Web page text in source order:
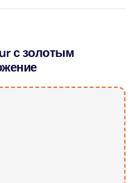
с золотым